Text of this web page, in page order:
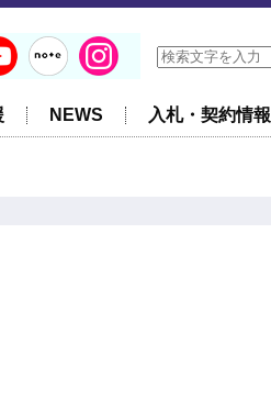
NEWS 入札・契約情報